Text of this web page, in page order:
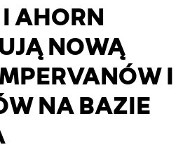
AHORN
NOWĄ
I
NA BAZIE